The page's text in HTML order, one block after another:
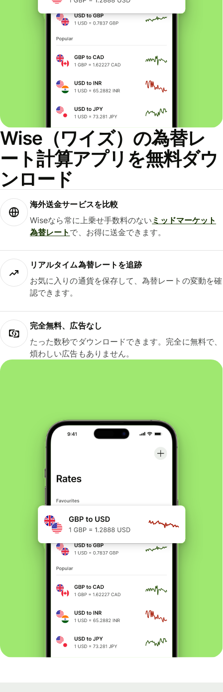
Wise（ワイズ）の為替レ
ート計算アプリを無料ダウ
ンロード
海外送金サービスを比較
Wiseなら常に上乗せ手数料のない ミッドマーケット
為替レート で、お得に送金できます。
リアルタイム為替レートを追跡
お気に入りの通貨を保存して、為替レートの変動を確
認できます。
完全無料、広告なし
たった数秒でダウンロードできます。完全に無料で、
煩わしい広告もありません。